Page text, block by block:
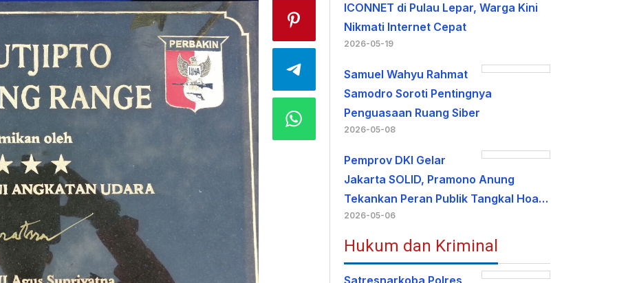
ICONNET di Pulau Lepar, Warga Kini
Nikmati Internet Cepat
2026-05-19
Samuel Wahyu Rahmat
Samodro Soroti Pentingnya
Penguasaan Ruang Siber
2026-05-08
Pemprov DKI Gelar
Jakarta SOLID, Pramono Anung
Tekankan Peran Publik Tangkal Hoa…
2026-05-06
Hukum dan Kriminal
Satresnarkoba Polres